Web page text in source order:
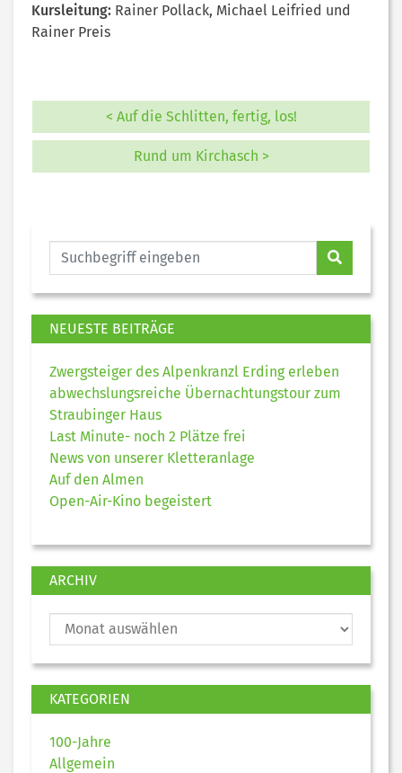
Kursleitung: Rainer Pollack, Michael Leifried und
Rainer Preis
< Auf die Schlitten, fertig, los!
Rund um Kirchasch >
NEUESTE BEITRÄGE
Zwergsteiger des Alpenkranzl Erding erleben
abwechslungsreiche Übernachtungstour zum
Straubinger Haus
Last Minute- noch 2 Plätze frei
News von unserer Kletteranlage
Auf den Almen
Open-Air-Kino begeistert
ARCHIV
KATEGORIEN
100-Jahre
Allgemein